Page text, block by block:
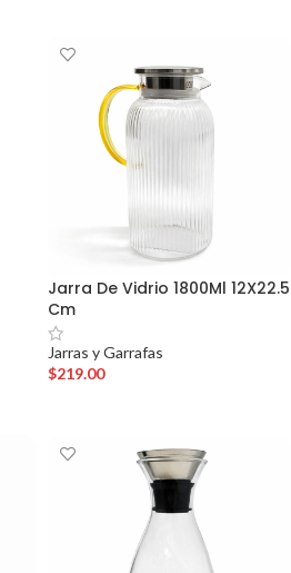
Jarra De Vidrio 1800Ml 12X22.5
Cm
Jarras y Garrafas
$219.00